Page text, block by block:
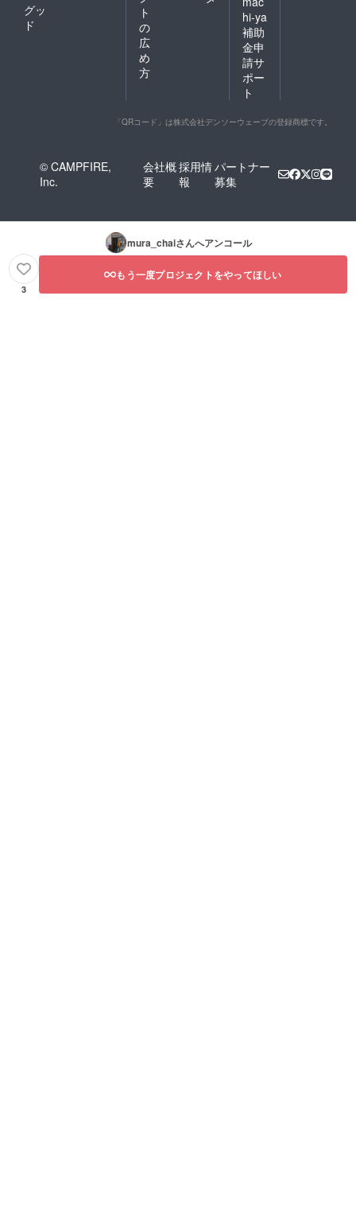
グッ
ド
ト
の
広
め
方
hi-ya
補助
金申
請サ
ポー
ト
「QRコード」は株式会社デンソーウェーブの登録商標です。
© CAMPFIRE,
Inc.
会社概
要
採用情
報
パートナー
募集
mura_chaiさんへアンコール
3
もう一度プロジェクトをやってほしい